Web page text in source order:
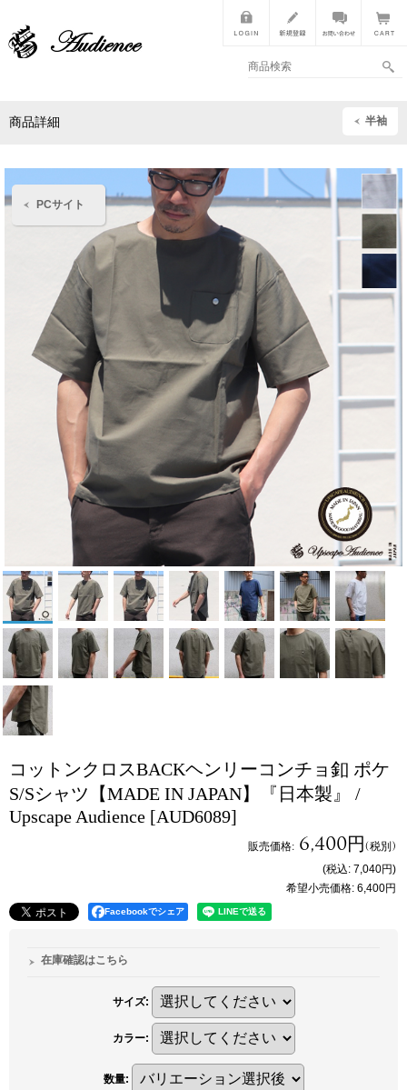
PCサイト
商品詳細 半袖
コットンクロスBACKヘンリーコンチョ釦 ポケ
S/Sシャツ【MADE IN JAPAN】『日本製』 /
Upscape Audience [AUD6089]
販売価格: 6,400円(税別)
(税込: 7,040円)
希望小売価格: 6,400円
Facebookでシェア
在庫確認はこちら
サイズ:
カラー:
数量: